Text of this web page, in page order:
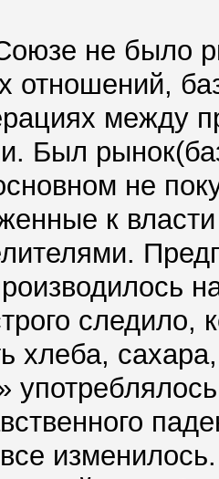
не было
отношений,
между
Был
не
к
следило,
хлеба,